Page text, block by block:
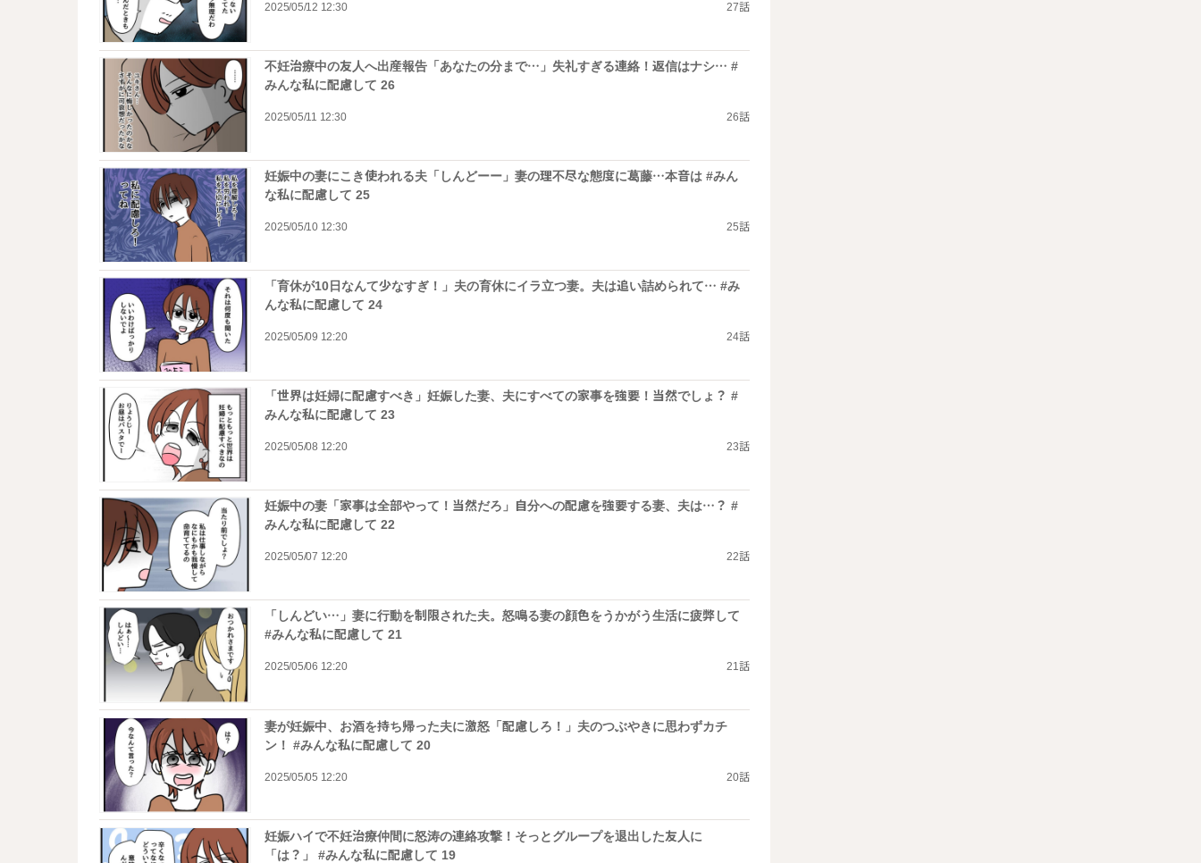
2025/05/12 12:30 27話
不妊治療中の友人へ出産報告「あなたの分まで…」失礼すぎる連絡！返信はナシ… #
みんな私に配慮して 26
2025/05/11 12:30 26話
妊娠中の妻にこき使われる夫「しんどーー」妻の理不尽な態度に葛藤…本音は #みん
な私に配慮して 25
2025/05/10 12:30 25話
「育休が10日なんて少なすぎ！」夫の育休にイラ立つ妻。夫は追い詰められて… #み
んな私に配慮して 24
2025/05/09 12:20 24話
「世界は妊婦に配慮すべき」妊娠した妻、夫にすべての家事を強要！当然でしょ？ #
みんな私に配慮して 23
2025/05/08 12:20 23話
妊娠中の妻「家事は全部やって！当然だろ」自分への配慮を強要する妻、夫は…？ #
みんな私に配慮して 22
2025/05/07 12:20 22話
「しんどい…」妻に行動を制限された夫。怒鳴る妻の顔色をうかがう生活に疲弊して
#みんな私に配慮して 21
2025/05/06 12:20 21話
妻が妊娠中、お酒を持ち帰った夫に激怒「配慮しろ！」夫のつぶやきに思わずカチ
ン！ #みんな私に配慮して 20
2025/05/05 12:20 20話
妊娠ハイで不妊治療仲間に怒涛の連絡攻撃！そっとグループを退出した友人に
「は？」 #みんな私に配慮して 19